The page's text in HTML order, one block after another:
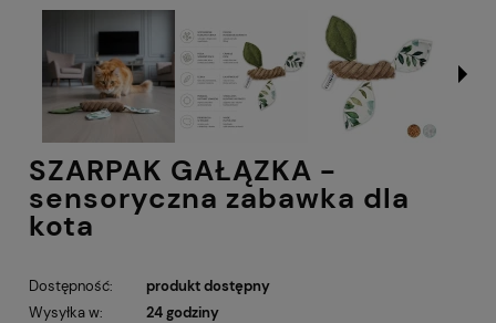
SZARPAK GAŁĄZKA -
sensoryczna zabawka dla
kota
Dostępność:
produkt dostępny
Wysyłka w:
24 godziny